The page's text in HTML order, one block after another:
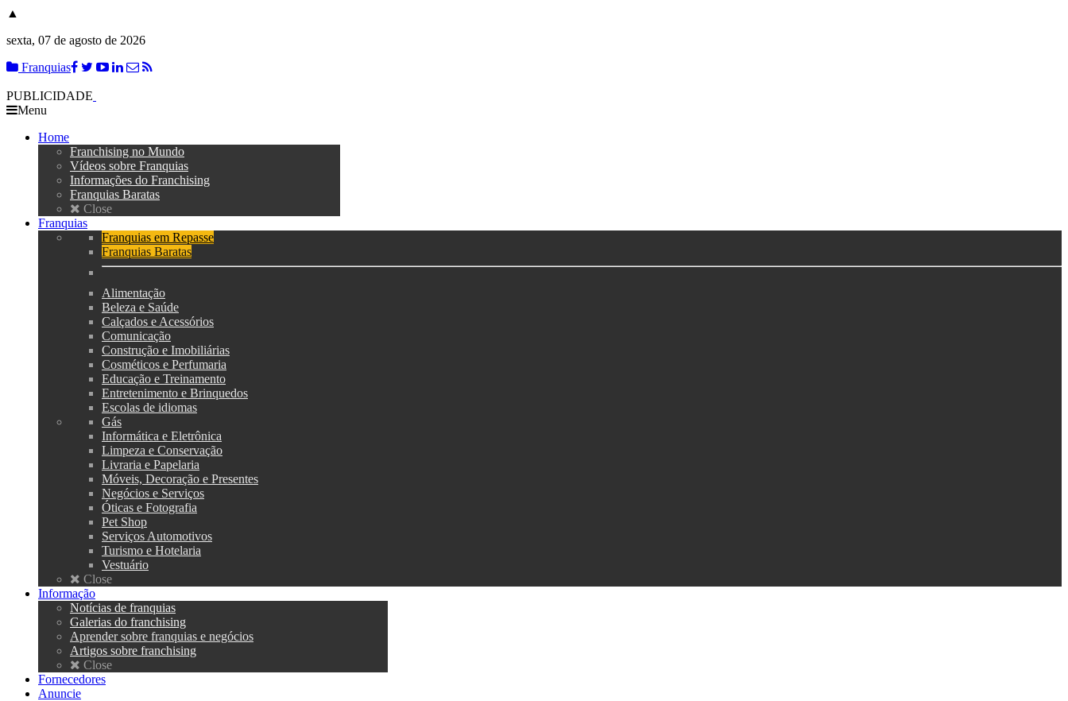
▲
sexta, 07 de agosto de 2026
Franquias
PUBLICIDADE
Menu
Home
Franchising no Mundo
Vídeos sobre Franquias
Informações do Franchising
Franquias Baratas
Close
Franquias
Franquias em Repasse
Franquias Baratas
Alimentação
Beleza e Saúde
Calçados e Acessórios
Comunicação
Construção e Imobiliárias
Cosméticos e Perfumaria
Educação e Treinamento
Entretenimento e Brinquedos
Escolas de idiomas
Gás
Informática e Eletrônica
Limpeza e Conservação
Livraria e Papelaria
Móveis, Decoração e Presentes
Negócios e Serviços
Óticas e Fotografia
Pet Shop
Serviços Automotivos
Turismo e Hotelaria
Vestuário
Close
Informação
Notícias de franquias
Galerias do franchising
Aprender sobre franquias e negócios
Artigos sobre franchising
Close
Fornecedores
Anuncie